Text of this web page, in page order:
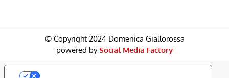
© Copyright 2024 Domenica Giallorossa
powered bySocial Media Factory
Le Tue Preferenze Relative Alla Privacy